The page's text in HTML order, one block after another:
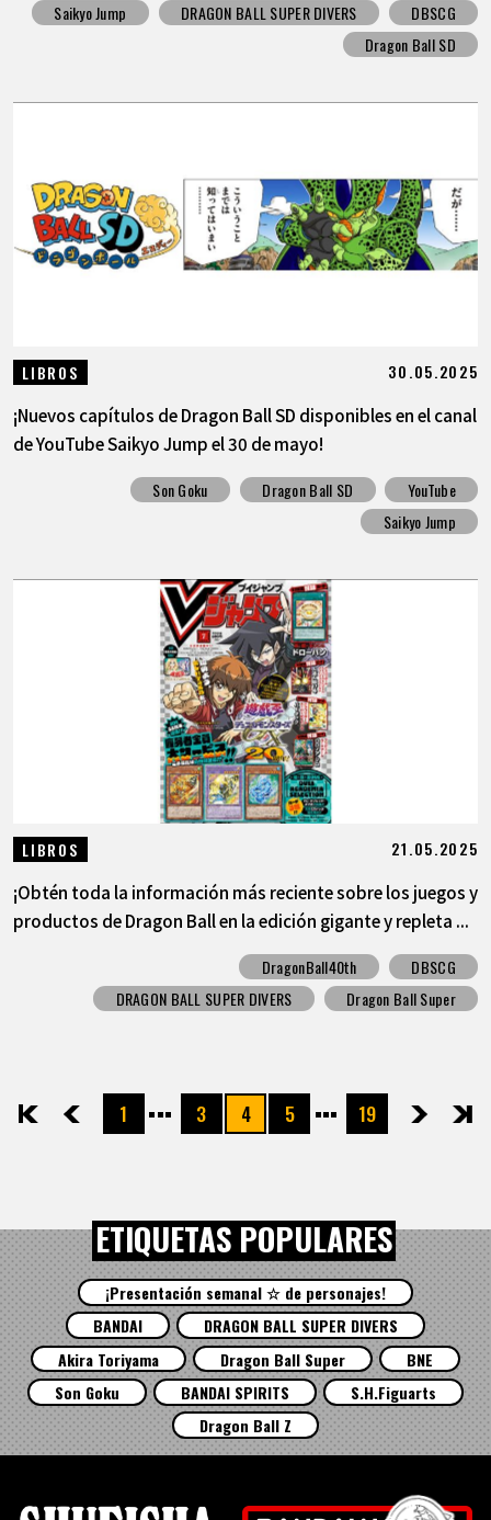
Saikyo Jump DRAGON BALL SUPER DIVERS
DBSCG
Dragon Ball SD
LIBROS 30.05.2025
¡Nuevos capítulos de Dragon Ball SD disponibles en el canal
de YouTube Saikyo Jump el 30 de mayo!
Son Goku Dragon Ball SD
YouTube
Saikyo Jump
LIBROS 21.05.2025
¡Obtén toda la información más reciente sobre los juegos y
productos de Dragon Ball en la edición gigante y repleta ...
DragonBall40th
DBSCG
DRAGON BALL SUPER DIVERS
Dragon Ball Super
先頭 前へ1 3 4 5 19次へ最後
ETIQUETAS POPULARES
¡Presentación semanal ☆ de personajes!
BANDAI
DRAGON BALL SUPER DIVERS
Akira Toriyama
Dragon Ball Super
BNE
Son Goku
BANDAI SPIRITS
S.H.Figuarts
Dragon Ball Z